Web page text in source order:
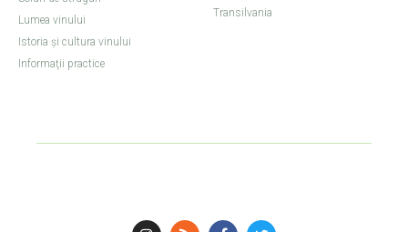
Lumea vinului
Istoria şi cultura vinului
Informaţii practice
Transilvania